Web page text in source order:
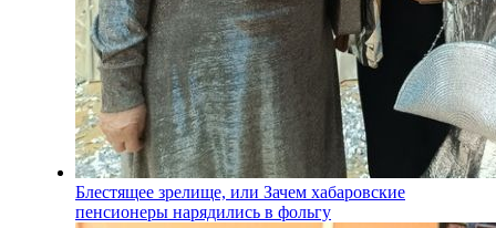
Блестящее зрелище, или Зачем хабаровские
пенсионеры нарядились в фольгу